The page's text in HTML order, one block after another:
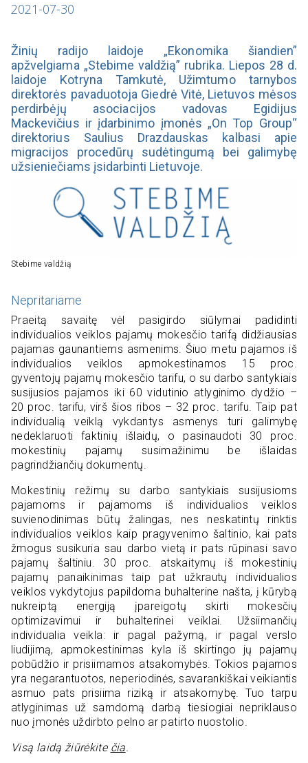
2021-07-30
Žinių radijo laidoje „Ekonomika šiandien”
apžvelgiama „Stebime valdžią” rubrika. Liepos 28 d.
laidoje Kotryna Tamkutė, Užimtumo tarnybos
direktorės pavaduotoja Giedrė Vitė, Lietuvos mėsos
perdirbėjų asociacijos vadovas Egidijus
Mackevičius ir įdarbinimo įmonės „On Top Group“
direktorius Saulius Drazdauskas kalbasi apie
migracijos procedūrų sudėtingumą bei galimybę
užsieniečiams įsidarbinti Lietuvoje.
Stebime valdžią
Nepritariame
Praeitą savaitę vėl pasigirdo siūlymai padidinti
individualios veiklos pajamų mokesčio tarifą didžiausias
pajamas gaunantiems asmenims. Šiuo metu pajamos iš
individualios veiklos apmokestinamos 15 proc.
gyventojų pajamų mokesčio tarifu, o su darbo santykiais
susijusios pajamos iki 60 vidutinio atlyginimo dydžio –
20 proc. tarifu, virš šios ribos – 32 proc. tarifu. Taip pat
individualią veiklą vykdantys asmenys turi galimybę
nedeklaruoti faktinių išlaidų, o pasinaudoti 30 proc.
mokestinių pajamų susimažinimu be išlaidas
pagrindžiančių dokumentų.
Mokestinių režimų su darbo santykiais susijusioms
pajamoms ir pajamoms iš individualios veiklos
suvienodinimas būtų žalingas, nes neskatintų rinktis
individualios veiklos kaip pragyvenimo šaltinio, kai pats
žmogus susikuria sau darbo vietą ir pats rūpinasi savo
pajamų šaltiniu. 30 proc. atskaitymų iš mokestinių
pajamų panaikinimas taip pat užkrautų individualios
veiklos vykdytojus papildoma buhalterine našta, į kūrybą
nukreiptą energiją įpareigotų skirti mokesčių
optimizavimui ir buhalterinei veiklai. Užsiimančių
individualia veikla: ir pagal pažymą, ir pagal verslo
liudijimą, apmokestinimas kyla iš skirtingo jų pajamų
pobūdžio ir prisiimamos atsakomybės. Tokios pajamos
yra negarantuotos, neperiodinės, savarankiškai veikiantis
asmuo pats prisiima riziką ir atsakomybę. Tuo tarpu
atlyginimas už samdomą darbą tiesiogiai nepriklauso
nuo įmonės uždirbto pelno ar patirto nuostolio.
Visą laidą žiūrėkite čia.